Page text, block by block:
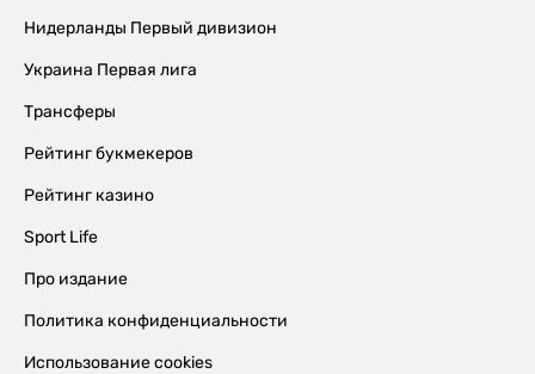
Нидерланды Первый дивизион
Украина Первая лига
Трансферы
Рейтинг букмекеров
Рейтинг казино
Sport Life
Про издание
Политика конфиденциальности
Использование cookies